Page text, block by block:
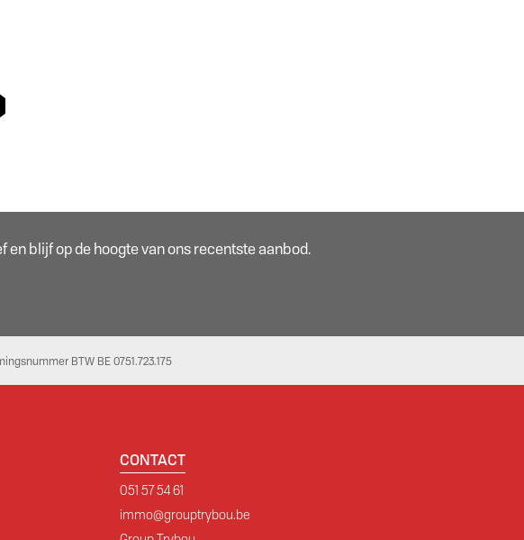
blijf op de hoogte van ons recentste aanbod.
BTW BE 0751.723.175
CONTACT
051 57 54 61
immo@grouptrybou.be